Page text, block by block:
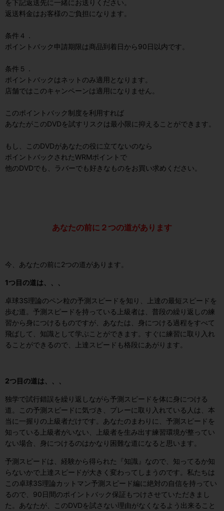
を下記返送先に一緒にお送りください。
返送料金はお客様のご負担になります。
条件４．
ポイントバック申請期限は商品到着日から90日以内です。
条件５．
ポイントバックはネットのみ適用となります。
店舗ではこのキャンペーンは適用になりません。
このポイントバック制度を利用すれば
あなたがこのDVDを試すリスクは最小限に抑えることができます。
もし、このDVDがあなたの役に立てないのなら
ポイントバックされたWRMポイントで
他のDVDでも、ラバーでも好きなものをお買い求めください。
あなたの前に２つの道があります
今、あなたの前に2つの道があります。
1つ目の道は、、、
卓球3S理論のペン粒の予測スピードを知り、上達の最短スピードを
歩む道。予測スピードを持っている上級者は、普段の繰り返しの練
習から身につけるものですが、あなたは、身につける過程をすべて
飛ばして、知識として学ぶことができます。すぐに練習に取り入れ
ることができるので、上達スピードも格段にあがります。
2つ目の道は、、、
独学で試行錯誤を繰り返しながら予測スピードを体に身につける
道。この予測スピードに気づき、プレーに取り入れている人は、本
当に一握りの上級者だけです。あなたのまわりに、予測スピードを
知っている上級者がいない、上級者を生み出す練習環境が整ってい
ない場合、身につけるのはかなり困難な道になると思います。
予測スピードは、経験から得られた『知識』なので、知ってるか知
らないかで上達スピードが大きく変わってしまうのです。私たちは
この卓球3S理論カットマン予測スピード編に絶対の自信を持ってい
るので、90日間のポイントバック保証もつけさせていただきまし
た。あなたが、このDVDを試さない理由がなくなるよう出来ること